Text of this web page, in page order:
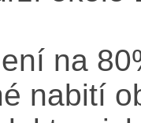
na
nabití